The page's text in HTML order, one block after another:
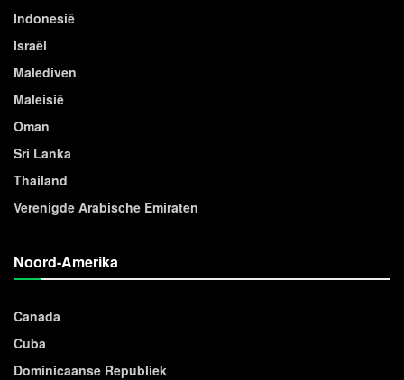
Indonesië
Israël
Malediven
Maleisië
Oman
Sri Lanka
Thailand
Verenigde Arabische Emiraten
Noord-Amerika
Canada
Cuba
Dominicaanse Republiek